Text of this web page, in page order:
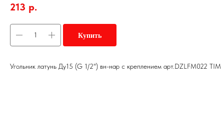
213 р.
Купить
Угольник латунь Ду15 (G 1/2") вн-нар с креплением арт.DZLFM022 TIM